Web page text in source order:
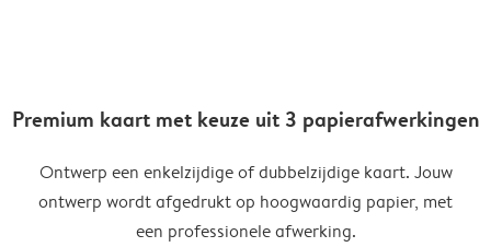
Premium kaart met keuze uit 3 papierafwerkingen
Ontwerp een enkelzijdige of dubbelzijdige kaart. Jouw
ontwerp wordt afgedrukt op hoogwaardig papier, met
een professionele afwerking.